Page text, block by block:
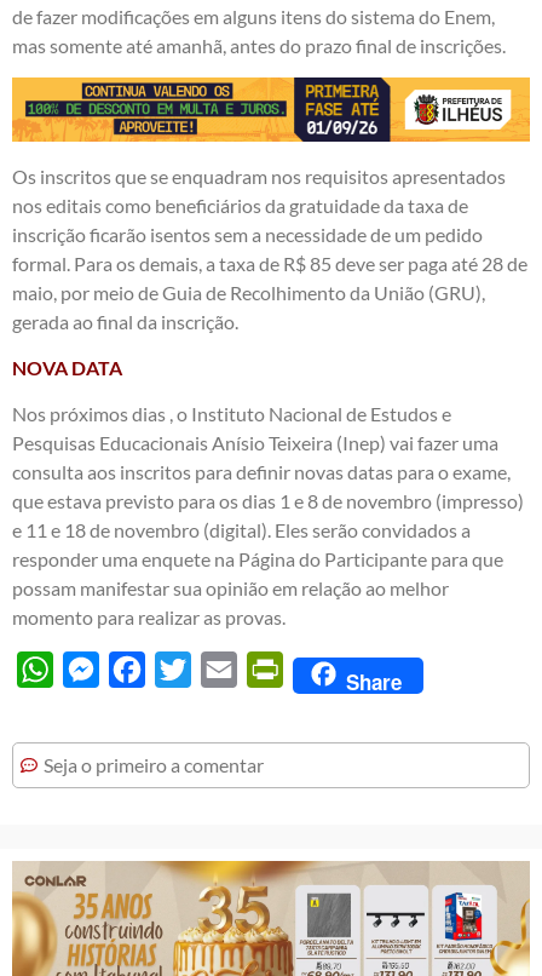
de fazer modificações em alguns itens do sistema do Enem,
mas somente até amanhã, antes do prazo final de inscrições.
Os inscritos que se enquadram nos requisitos apresentados
nos editais como beneficiários da gratuidade da taxa de
inscrição ficarão isentos sem a necessidade de um pedido
formal. Para os demais, a taxa de R$ 85 deve ser paga até 28 de
maio, por meio de Guia de Recolhimento da União (GRU),
gerada ao final da inscrição.
NOVA DATA
Nos próximos dias , o Instituto Nacional de Estudos e
Pesquisas Educacionais Anísio Teixeira (Inep) vai fazer uma
consulta aos inscritos para definir novas datas para o exame,
que estava previsto para os dias 1 e 8 de novembro (impresso)
e 11 e 18 de novembro (digital). Eles serão convidados a
responder uma enquete na Página do Participante para que
possam manifestar sua opinião em relação ao melhor
momento para realizar as provas.
WhatsAppMessengerFacebook
Twitter Email PrintFriendly
Share
Seja o primeiro a comentar